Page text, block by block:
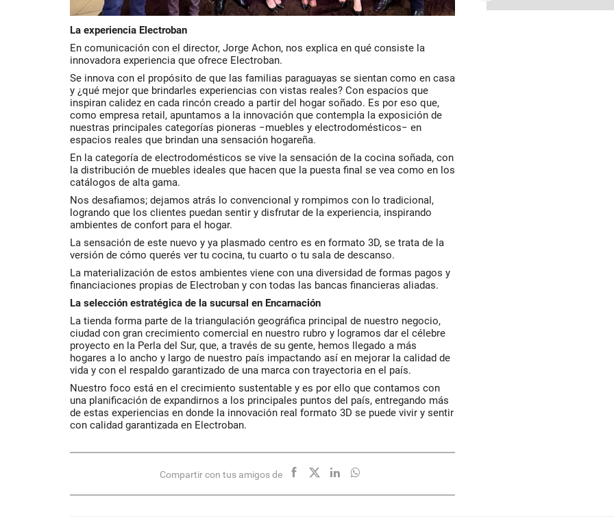
La experiencia Electroban
En comunicación con el director, Jorge Achon, nos explica en qué consiste la
innovadora experiencia que ofrece Electroban.
Se innova con el propósito de que las familias paraguayas se sientan como en casa
y ¿qué mejor que brindarles experiencias con vistas reales? Con espacios que
inspiran calidez en cada rincón creado a partir del hogar soñado. Es por eso que,
como empresa retail, apuntamos a la innovación que contempla la exposición de
nuestras principales categorías pioneras −muebles y electrodomésticos− en
espacios reales que brindan una sensación hogareña.
En la categoría de electrodomésticos se vive la sensación de la cocina soñada, con
la distribución de muebles ideales que hacen que la puesta final se vea como en los
catálogos de alta gama.
Nos desafiamos; dejamos atrás lo convencional y rompimos con lo tradicional,
logrando que los clientes puedan sentir y disfrutar de la experiencia, inspirando
ambientes de confort para el hogar.
La sensación de este nuevo y ya plasmado centro es en formato 3D, se trata de la
versión de cómo querés ver tu cocina, tu cuarto o tu sala de descanso.
La materialización de estos ambientes viene con una diversidad de formas pagos y
financiaciones propias de Electroban y con todas las bancas financieras aliadas.
La selección estratégica de la sucursal en Encarnación
La tienda forma parte de la triangulación geográfica principal de nuestro negocio,
ciudad con gran crecimiento comercial en nuestro rubro y logramos dar el célebre
proyecto en la Perla del Sur, que, a través de su gente, hemos llegado a más
hogares a lo ancho y largo de nuestro país impactando así en mejorar la calidad de
vida y con el respaldo garantizado de una marca con trayectoria en el país.
Nuestro foco está en el crecimiento sustentable y es por ello que contamos con
una planificación de expandirnos a los principales puntos del país, entregando más
de estas experiencias en donde la innovación real formato 3D se puede vivir y sentir
con calidad garantizada en Electroban.
Compartir con tus amigos de